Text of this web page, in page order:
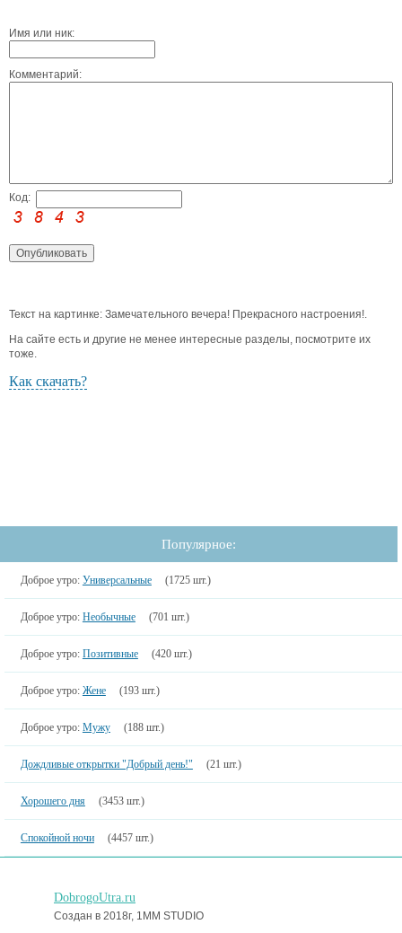
Имя или ник:
Комментарий:
Код:
Текст на картинке: Замечательного вечера! Прекрасного настроения!.
На сайте есть и другие не менее интересные разделы, посмотрите их
тоже.
Как скачать?
Популярное:
Доброе утро: Универсальные (1725 шт.)
Доброе утро: Необычные (701 шт.)
Доброе утро: Позитивные (420 шт.)
Доброе утро: Жене (193 шт.)
Доброе утро: Мужу (188 шт.)
Дождливые открытки "Добрый день!" (21 шт.)
Хорошего дня (3453 шт.)
Спокойной ночи (4457 шт.)
DobrogoUtra.ru
Создан в 2018г, 1MM STUDIO